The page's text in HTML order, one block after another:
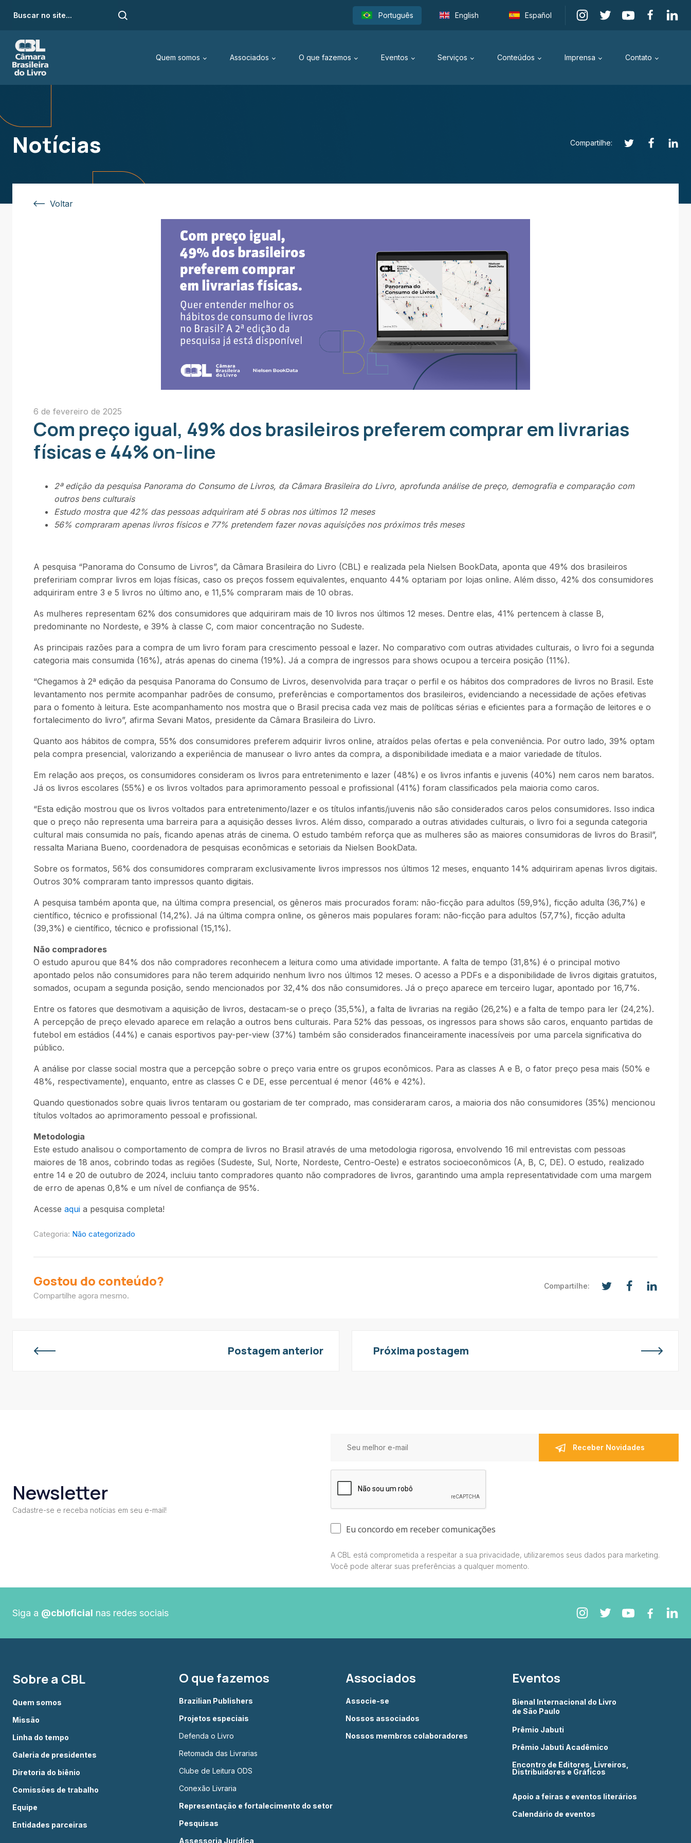
Português English Español
Quem somos Associados O que fazemos Eventos Serviços Conteúdos Imprensa Contato
Notícias Compartilhe:
Voltar
6 de fevereiro de 2025
Com preço igual, 49% dos brasileiros preferem comprar em livrarias
físicas e 44% on-line
2ª edição da pesquisa Panorama do Consumo de Livros, da Câmara Brasileira do Livro, aprofunda análise de preço, demografia e comparação com
outros bens culturais
Estudo mostra que 42% das pessoas adquiriram até 5 obras nos últimos 12 meses
56% compraram apenas livros físicos e 77% pretendem fazer novas aquisições nos próximos três meses
A pesquisa “Panorama do Consumo de Livros”, da Câmara Brasileira do Livro (CBL) e realizada pela Nielsen BookData, aponta que 49% dos brasileiros
prefeririam comprar livros em lojas físicas, caso os preços fossem equivalentes, enquanto 44% optariam por lojas online. Além disso, 42% dos consumidores
adquiriram entre 3 e 5 livros no último ano, e 11,5% compraram mais de 10 obras.
As mulheres representam 62% dos consumidores que adquiriram mais de 10 livros nos últimos 12 meses. Dentre elas, 41% pertencem à classe B,
predominante no Nordeste, e 39% à classe C, com maior concentração no Sudeste.
As principais razões para a compra de um livro foram para crescimento pessoal e lazer. No comparativo com outras atividades culturais, o livro foi a segunda
categoria mais consumida (16%), atrás apenas do cinema (19%). Já a compra de ingressos para shows ocupou a terceira posição (11%).
“Chegamos à 2ª edição da pesquisa Panorama do Consumo de Livros, desenvolvida para traçar o perfil e os hábitos dos compradores de livros no Brasil. Este
levantamento nos permite acompanhar padrões de consumo, preferências e comportamentos dos brasileiros, evidenciando a necessidade de ações efetivas
para o fomento à leitura. Este acompanhamento nos mostra que o Brasil precisa cada vez mais de políticas sérias e eficientes para a formação de leitores e o
fortalecimento do livro”, afirma Sevani Matos, presidente da Câmara Brasileira do Livro.
Quanto aos hábitos de compra, 55% dos consumidores preferem adquirir livros online, atraídos pelas ofertas e pela conveniência. Por outro lado, 39% optam
pela compra presencial, valorizando a experiência de manusear o livro antes da compra, a disponibilidade imediata e a maior variedade de títulos.
Em relação aos preços, os consumidores consideram os livros para entretenimento e lazer (48%) e os livros infantis e juvenis (40%) nem caros nem baratos.
Já os livros escolares (55%) e os livros voltados para aprimoramento pessoal e profissional (41%) foram classificados pela maioria como caros.
“Esta edição mostrou que os livros voltados para entretenimento/lazer e os títulos infantis/juvenis não são considerados caros pelos consumidores. Isso indica
que o preço não representa uma barreira para a aquisição desses livros. Além disso, comparado a outras atividades culturais, o livro foi a segunda categoria
cultural mais consumida no país, ficando apenas atrás de cinema. O estudo também reforça que as mulheres são as maiores consumidoras de livros do Brasil”,
ressalta Mariana Bueno, coordenadora de pesquisas econômicas e setoriais da Nielsen BookData.
Sobre os formatos, 56% dos consumidores compraram exclusivamente livros impressos nos últimos 12 meses, enquanto 14% adquiriram apenas livros digitais.
Outros 30% compraram tanto impressos quanto digitais.
A pesquisa também aponta que, na última compra presencial, os gêneros mais procurados foram: não-ficção para adultos (59,9%), ficção adulta (36,7%) e
científico, técnico e profissional (14,2%). Já na última compra online, os gêneros mais populares foram: não-ficção para adultos (57,7%), ficção adulta
(39,3%) e científico, técnico e profissional (15,1%).
Não compradores
O estudo apurou que 84% dos não compradores reconhecem a leitura como uma atividade importante. A falta de tempo (31,8%) é o principal motivo
apontado pelos não consumidores para não terem adquirido nenhum livro nos últimos 12 meses. O acesso a PDFs e a disponibilidade de livros digitais gratuitos,
somados, ocupam a segunda posição, sendo mencionados por 32,4% dos não consumidores. Já o preço aparece em terceiro lugar, apontado por 16,7%.
Entre os fatores que desmotivam a aquisição de livros, destacam-se o preço (35,5%), a falta de livrarias na região (26,2%) e a falta de tempo para ler (24,2%).
A percepção de preço elevado aparece em relação a outros bens culturais. Para 52% das pessoas, os ingressos para shows são caros, enquanto partidas de
futebol em estádios (44%) e canais esportivos pay-per-view (37%) também são considerados financeiramente inacessíveis por uma parcela significativa do
público.
A análise por classe social mostra que a percepção sobre o preço varia entre os grupos econômicos. Para as classes A e B, o fator preço pesa mais (50% e
48%, respectivamente), enquanto, entre as classes C e DE, esse percentual é menor (46% e 42%).
Quando questionados sobre quais livros tentaram ou gostariam de ter comprado, mas consideraram caros, a maioria dos não consumidores (35%) mencionou
títulos voltados ao aprimoramento pessoal e profissional.
Metodologia
Este estudo analisou o comportamento de compra de livros no Brasil através de uma metodologia rigorosa, envolvendo 16 mil entrevistas com pessoas
maiores de 18 anos, cobrindo todas as regiões (Sudeste, Sul, Norte, Nordeste, Centro-Oeste) e estratos socioeconômicos (A, B, C, DE). O estudo, realizado
entre 14 e 20 de outubro de 2024, incluiu tanto compradores quanto não compradores de livros, garantindo uma ampla representatividade com uma margem
de erro de apenas 0,8% e um nível de confiança de 95%.
Acesse aqui a pesquisa completa!
Categoria: Não categorizado
Gostou do conteúdo?
Compartilhe agora mesmo.
Compartilhe:
Postagem anterior Próxima postagem
Newsletter
Cadastre-se e receba notícias em seu e-mail!
Eu concordo em receber comunicações
A CBL está comprometida a respeitar a sua privacidade, utilizaremos seus dados para marketing.
Você pode alterar suas preferências a qualquer momento.
Siga a @cbloficial nas redes sociais
Sobre a CBL
Quem somos
Missão
Linha do tempo
Galeria de presidentes
Diretoria do biênio
Comissões de trabalho
Equipe
Entidades parceiras
O que fazemos
Brazilian Publishers
Projetos especiais
Defenda o Livro
Retomada das Livrarias
Clube de Leitura ODS
Conexão Livraria
Representação e fortalecimento do setor
Pesquisas
Assessoria Jurídica
Associados
Associe-se
Nossos associados
Nossos membros colaboradores
Eventos
Bienal Internacional do Livro
de São Paulo
Prêmio Jabuti
Prêmio Jabuti Acadêmico
Encontro de Editores, Livreiros,
Distribuidores e Gráficos
Apoio a feiras e eventos literários
Calendário de eventos